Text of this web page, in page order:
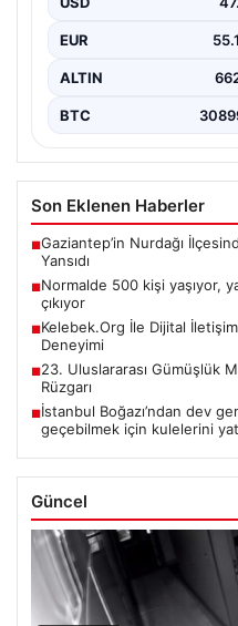
kültür…
EUR
ALTIN
BTC
Son Eklenen Haberler
■Gaziantep’in Nurdağı
Yansıdı
■Normalde 500 kişi yaşıyor,
çıkıyor
■Kelebek.Org İle Dijital
Deneyimi
■23. Uluslararası Gümüşlük
Rüzgarı
■İstanbul Boğazı’ndan dev
geçebilmek için kulelerini
Güncel